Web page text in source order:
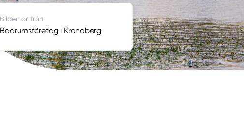
Bilden är från
Badrumsföretag i Kronoberg